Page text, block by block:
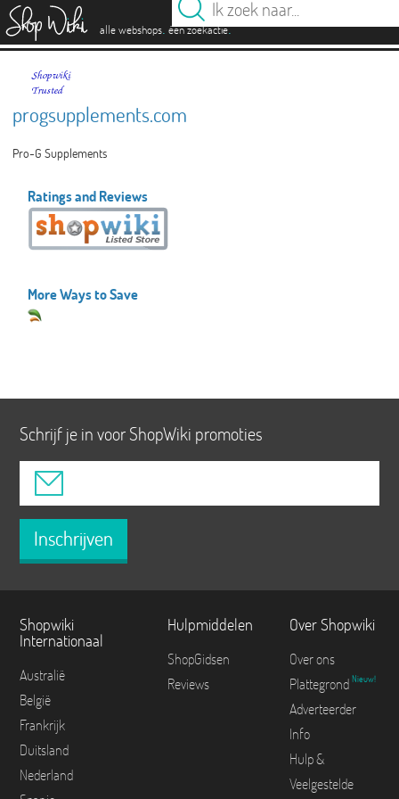
alle webshops. één zoekactie.
progsupplements.com
Pro-G Supplements
Ratings and Reviews
More Ways to Save
Schrijf je in voor ShopWiki promoties
Inschrijven
Shopwiki
Internationaal
Australië
België
Frankrijk
Duitsland
Nederland
Hulpmiddelen
ShopGidsen
Reviews
Over Shopwiki
Over ons
Plattegrond Nieuw!
Adverteerder
Info
Hulp &
Veelgestelde